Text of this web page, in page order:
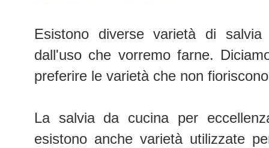
Esistono diverse varietà di
dall'uso che vorremo farne.
preferire le varietà che non
La salvia da cucina per
esistono anche varietà utilizzate